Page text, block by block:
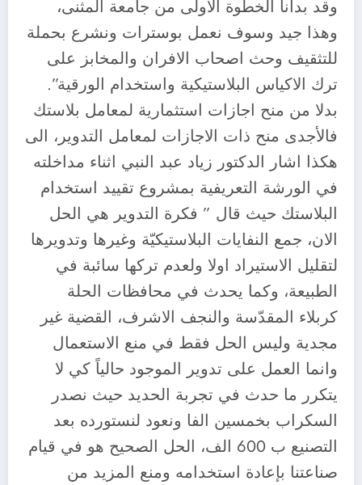
وقد بدأنا الخطوة الاولى من جامعة المثنى،
وهذا جيد وسوف نعمل بوسترات ونشرع بحملة
للتثقيف وحث اصحاب الافران والمخابز على
ترك الاكياس البلاستيكية واستخدام الورقية”.
بدلا من منح اجازات استثمارية لمعامل بلاستك
فالأجدى منح ذات الاجازات لمعامل التدوير، الى
هكذا اشار الدكتور زياد عبد النبي اثناء مداخلته
في الورشة التعريفية بمشروع تقييد استخدام
البلاستك حيث قال ” فكرة التدوير هي الحل
الان، جمع النفايات البلاستيكيّة وغيرها وتدويرها
لتقليل الاستيراد اولا ولعدم تركها سائبة في
الطبيعة، وكما يحدث في محافظات الحلة
كربلاء المقدّسة والنجف الاشرف، القضية غير
مجدية وليس الحل فقط في منع الاستعمال
وانما العمل على تدوير الموجود حالياً كي لا
يتكرر ما حدث في تجربة الحديد حيث نصدر
السكراب بخمسين الفا ونعود لنستورده بعد
التصنيع ب 600 الف، الحل الصحيح هو في قيام
صناعتنا بإعادة استخدامه ومنع المزيد من